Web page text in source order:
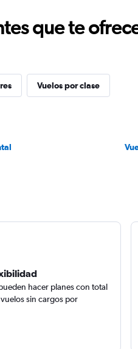
que te
Vuelos por clase
hacer planes con total
sin cargos por